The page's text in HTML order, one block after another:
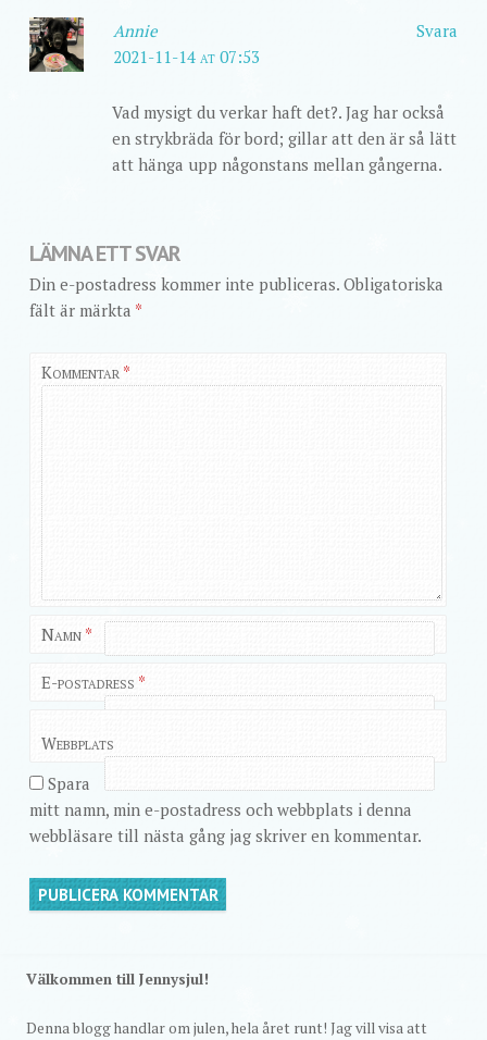
Svara
Annie
2021-11-14 at 07:53
Vad mysigt du verkar haft det?. Jag har också
en strykbräda för bord; gillar att den är så lätt
att hänga upp någonstans mellan gångerna.
LÄMNA ETT SVAR
Din e-postadress kommer inte publiceras. Obligatoriska
fält är märkta *
Kommentar *
Namn *
E-postadress *
Webbplats
Spara
mitt namn, min e-postadress och webbplats i denna
webbläsare till nästa gång jag skriver en kommentar.
Välkommen till Jennysjul!
Denna blogg handlar om julen, hela året runt! Jag vill visa att